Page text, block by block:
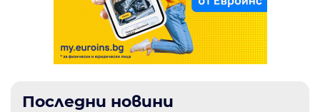
Последни новини